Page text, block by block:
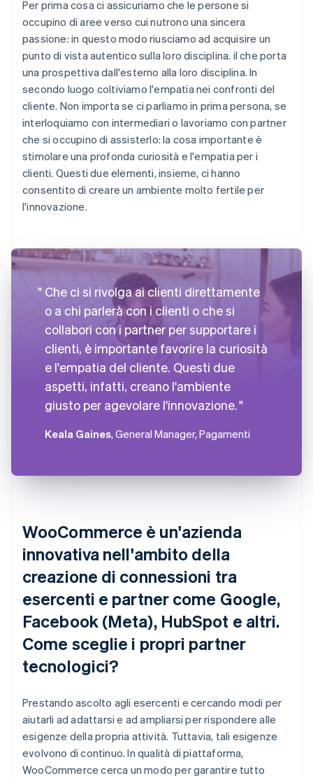
Per prima cosa ci assicuriamo che le persone si
occupino di aree verso cui nutrono una sincera
passione: in questo modo riusciamo ad acquisire un
punto di vista autentico sulla loro disciplina. il che porta
una prospettiva dall'esterno alla loro disciplina. In
secondo luogo coltiviamo l'empatia nei confronti del
cliente. Non importa se ci parliamo in prima persona, se
interloquiamo con intermediari o lavoriamo con partner
che si occupino di assisterlo: la cosa importante è
stimolare una profonda curiosità e l'empatia per i
clienti. Questi due elementi, insieme, ci hanno
consentito di creare un ambiente molto fertile per
l'innovazione.
Che ci si rivolga ai clienti direttamente
o a chi parlerà con i clienti o che si
collabori con i partner per supportare i
clienti, è importante favorire la curiosità
e l'empatia del cliente. Questi due
aspetti, infatti, creano l'ambiente
giusto per agevolare l'innovazione.
Keala Gaines, General Manager, Pagamenti
WooCommerce è un'azienda
innovativa nell'ambito della
creazione di connessioni tra
esercenti e partner come Google,
Facebook (Meta), HubSpot e altri.
Come sceglie i propri partner
tecnologici?
Prestando ascolto agli esercenti e cercando modi per
aiutarli ad adattarsi e ad ampliarsi per rispondere alle
esigenze della propria attività. Tuttavia, tali esigenze
evolvono di continuo. In qualità di piattaforma,
WooCommerce cerca un modo per garantire tutto